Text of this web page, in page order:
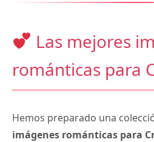
Las mejores
románticas para
Hemos preparado una
imágenes románticas para